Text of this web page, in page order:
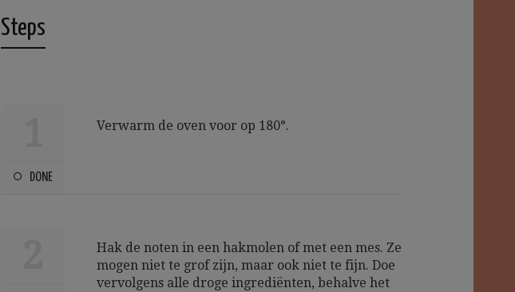
Steps
DONE
Verwarm de oven voor op 180°.
Hak de noten in een hakmolen of met een mes. Ze
mogen niet te grof zijn, maar ook niet te fijn. Doe
vervolgens alle droge ingrediënten, behalve het